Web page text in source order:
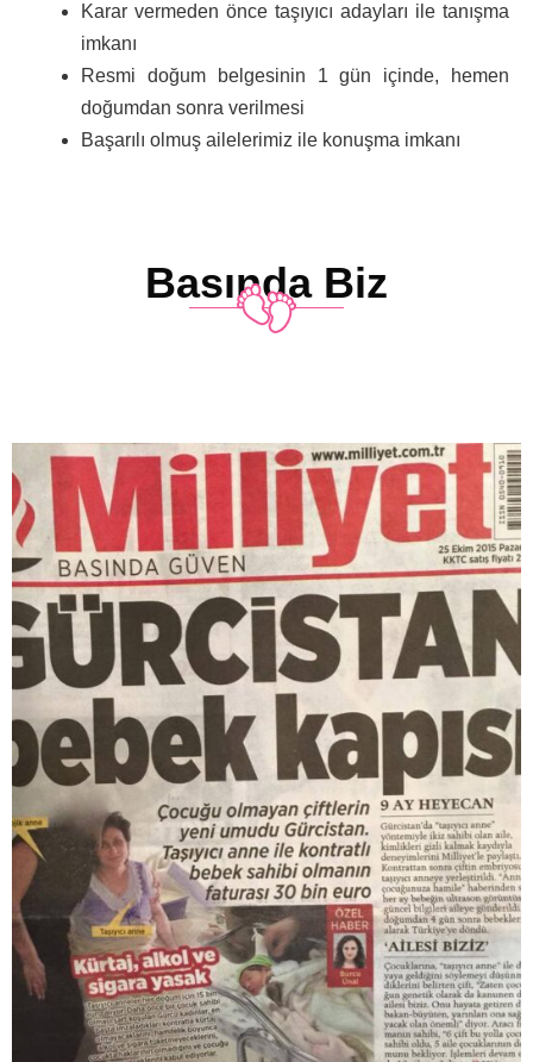
Karar vermeden önce taşıyıcı adayları ile tanışma
imkanı
Resmi doğum belgesinin 1 gün içinde, hemen
doğumdan sonra verilmesi
Başarılı olmuş ailelerimiz ile konuşma imkanı
Basında Biz